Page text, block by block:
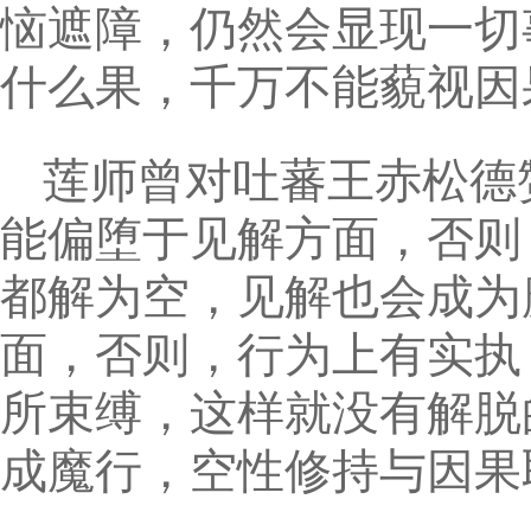
恼遮障，仍然会显现一
什么果，千万不能藐视
莲师曾对吐蕃王赤松
能偏堕于见解方面，否
都解为空，见解也会成
面，否则，行为上有实
所束缚，这样就没有解
成魔行，空性修持与因